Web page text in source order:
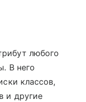
любого
В него
классов,
и другие